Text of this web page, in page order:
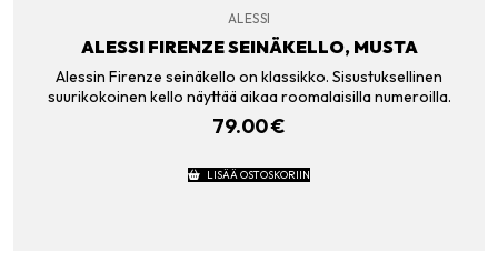
ALESSI
ALESSI FIRENZE SEINÄKELLO, MUSTA
Alessin Firenze seinäkello on klassikko. Sisustuksellinen
suurikokoinen kello näyttää aikaa roomalaisilla numeroilla.
79.00€
LISÄÄ OSTOSKORIIN